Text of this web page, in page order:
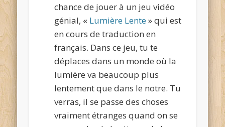
chance de jouer à un jeu vidéo
génial, « Lumière Lente» qui est
en cours de traduction en
français. Dans ce jeu, tu te
déplaces dans un monde où la
lumière va beaucoup plus
lentement que dans le notre. Tu
verras, il se passe des choses
vraiment étranges quand on se